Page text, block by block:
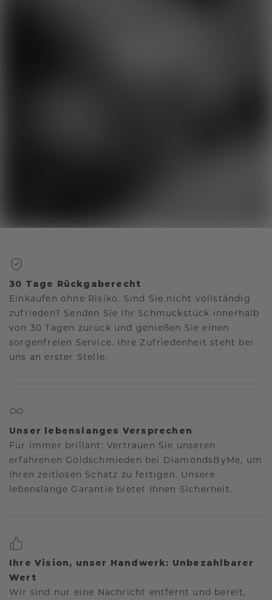
30 Tage Rückgaberecht
Einkaufen ohne Risiko. Sind Sie nicht vollständig
zufrieden? Senden Sie Ihr Schmuckstück innerhalb
von 30 Tagen zurück und genießen Sie einen
sorgenfreien Service. Ihre Zufriedenheit steht bei
uns an erster Stelle.
Unser lebenslanges Versprechen
Für immer brillant: Vertrauen Sie unseren
erfahrenen Goldschmieden bei DiamondsByMe, um
Ihren zeitlosen Schatz zu fertigen. Unsere
lebenslange Garantie bietet Ihnen Sicherheit.
Ihre Vision, unser Handwerk: Unbezahlbarer
Wert
Wir sind nur eine Nachricht entfernt und bereit,